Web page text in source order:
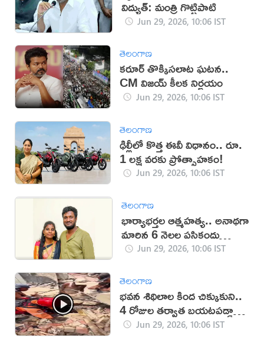
విద్యుత్: మంత్రి గొట్టిపాటి
Jun 29, 2026, 10:06 IST
తెలంగాణ
కరూర్‌ తొక్కిసలాట ఘటన..
CM విజయ్‌ కీలక నిర్ణయం
Jun 29, 2026, 10:06 IST
తెలంగాణ
ఢిల్లీలో కొత్త ఈవీ విధానం.. రూ.
1 లక్ష వరకు ప్రోత్సాహకం!
Jun 29, 2026, 10:06 IST
తెలంగాణ
భార్యాభర్తల ఆత్మహత్య.. అనాథగా
మారిన 6 నెలల పసికందు
(వీడియో)
Jun 29, 2026, 10:06 IST
తెలంగాణ
భవన శిథిలాల కింద చిక్కుకుని..
4 రోజుల తర్వాత బయటపడ్డాడు
(వీడియో)
Jun 29, 2026, 10:06 IST